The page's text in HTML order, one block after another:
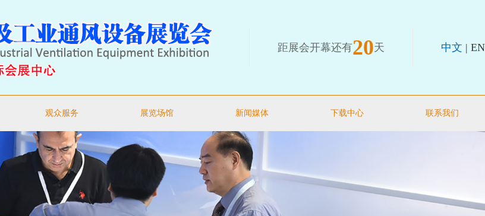
距展会开幕还有20天 中文 | EN
观众服务 展览场馆 新闻媒体 下载中心 联系我们